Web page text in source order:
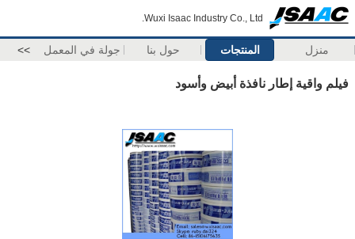
Wuxi Isaac Industry Co., Ltd.
منزل المنتجات حول بنا جولة في المعمل >>
فيلم واقية إطار نافذة أبيض وأسود